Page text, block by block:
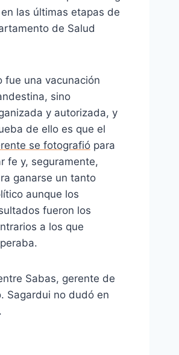
las últimas etapas de
de Salud
fue una vacunación
sino
y autorizada, y
de ello es que el
se fotografiópara
fe y, seguramente,
ganarse un tanto
aunque los
fueron los
a los que
Sabas, gerente de
Sagardui no dudó en